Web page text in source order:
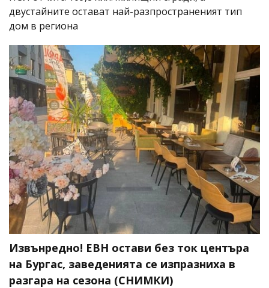
двустайните остават най-разпространеният тип
дом в региона
Извънредно! ЕВН остави без ток центъра
на Бургас, заведенията се изпразниха в
разгара на сезона (СНИМКИ)